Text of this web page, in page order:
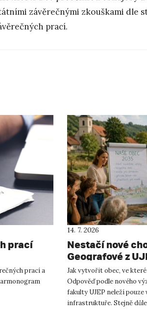
závěrečnými zkouškami dle
prací.
prací
prací a
14. 7. 2026
Nestačí nové
Geografové z
budoucnost
lidech
Jak vytvořit obec, ve
Odpověď podle nového
fakulty UJEP neleží
infrastruktuře. Stejně